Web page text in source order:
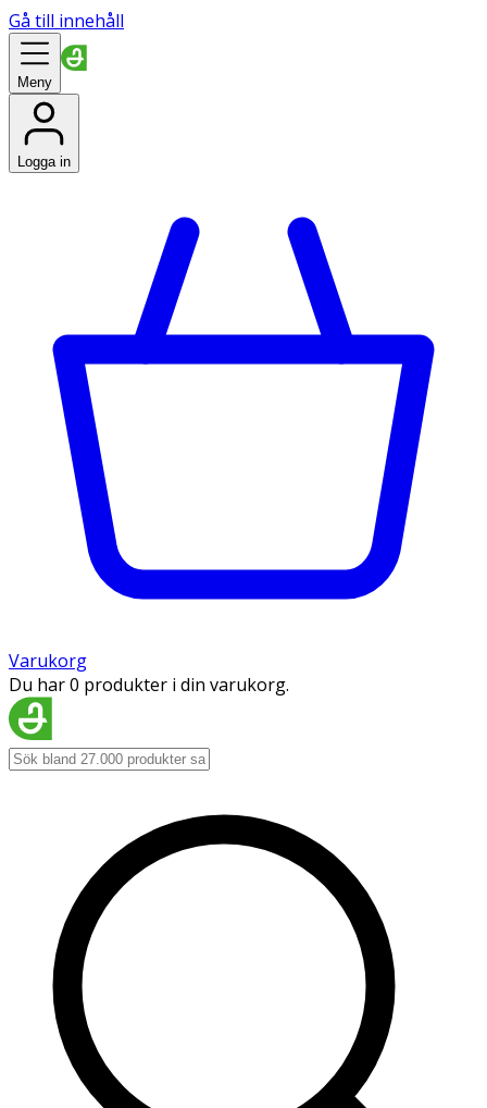
Gå till innehåll
Meny
Logga in
Varukorg
Du har 0 produkter i din varukorg.